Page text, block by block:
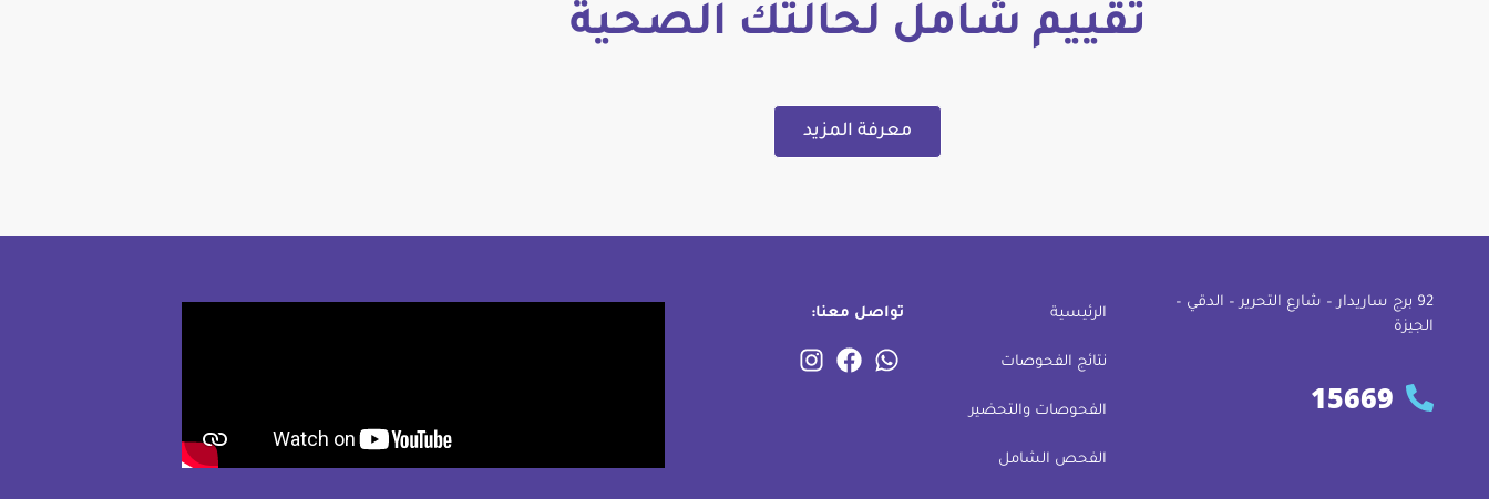
تقييم شامل لحالتك الصحية
معرفة المزيد
92 ﺑﺮج ﺳﺎرﻳﺪار – ﺷﺎرع اﻟﺘﺤﺮﻳﺮ – اﻟﺪﻗﻲ –
اﻟﺠﻴﺰة
15669
الرئيسية
نتائج الفحوصات
الفحوصات والتحضير
الفحص الشامل
تواصل معنا: